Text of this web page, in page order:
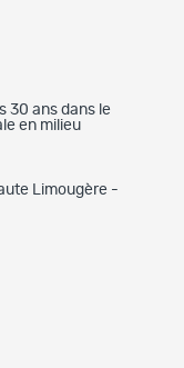
30 ans dans le
en milieu
Limougère -